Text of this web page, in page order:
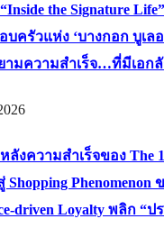
the Signature
บครัวแห่ง ‘บางกอก บูเล
ามความสำเร็จ…ที่มีเอก
หลังความสำเร็จของ The
Phenomenon
driven Loyalty พลิก “